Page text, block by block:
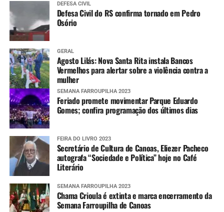
DEFESA CIVIL
Defesa Civil do RS confirma tornado em Pedro
Osório
GERAL
Agosto Lilás: Nova Santa Rita instala Bancos
Vermelhos para alertar sobre a violência contra a
mulher
SEMANA FARROUPILHA 2023
Feriado promete movimentar Parque Eduardo
Gomes; confira programação dos últimos dias
FEIRA DO LIVRO 2023
Secretário de Cultura de Canoas, Eliezer Pacheco
autografa “Sociedade e Política” hoje no Café
Literário
SEMANA FARROUPILHA 2023
Chama Crioula é extinta e marca encerramento da
Semana Farroupilha de Canoas